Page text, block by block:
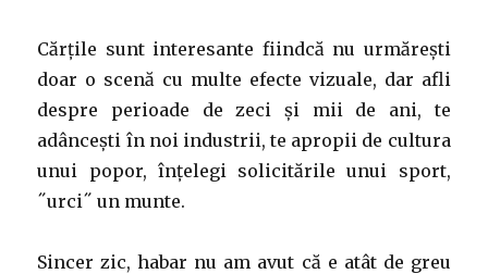
Cărțile sunt interesante fiindcă nu urmărești
doar o scenă cu multe efecte vizuale, dar afli
despre perioade de zeci și mii de ani, te
adâncești în noi industrii, te apropii de cultura
unui popor, înțelegi solicitările unui sport,
˝urci˝ un munte.
Sincer zic, habar nu am avut că e atât de greu